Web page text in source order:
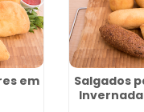
em
Salgados